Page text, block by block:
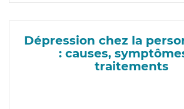
Dépression chez la
: causes,
traitements